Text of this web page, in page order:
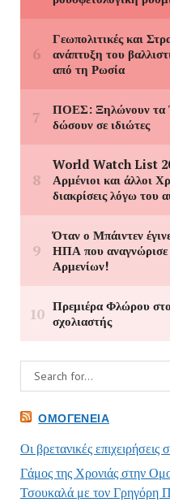
ΟΜΟΓΈΝΕΙΑ
Οι βρετανικές
Γάμος της Χρονιάς στην
Τσουκαλά με τον Γρηγόρη